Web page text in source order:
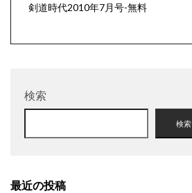
剣道時代2010年7月号-無料
検索
検索
最近の投稿